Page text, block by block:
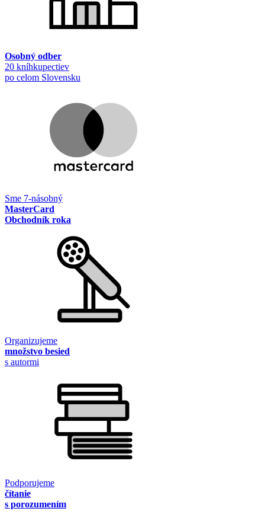
Osobný odber
20 kníhkupectiev
po celom Slovensku
Sme 7-násobný
MasterCard
Obchodník roka
Organizujeme
množstvo besied
s autormi
Podporujeme
čítanie
s porozumením